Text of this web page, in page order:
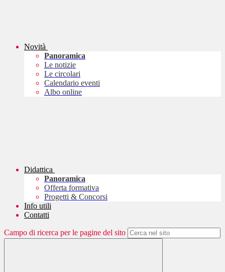
Novità
Panoramica
Le notizie
Le circolari
Calendario eventi
Albo online
Didattica
Panoramica
Offerta formativa
Progetti & Concorsi
Info utili
Contatti
Campo di ricerca per le pagine del sito